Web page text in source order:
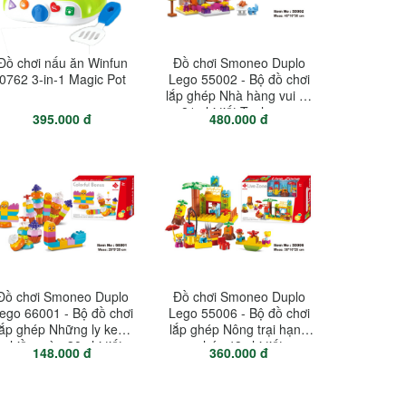
chơi nấu ăn Winfun
3-in-1 Magic Pot
395.000 đ
Đồ chơi Smoneo Duplo
Lego 55002 - Bộ đồ chơi
lắp ghép Nhà hàng vui vẻ
81 chi tiết Toyhouse
480.000 đ
chơi Smoneo Duplo
66001 - Bộ đồ chơi
ghép Những ly kem
nhiều màu 30 chi tiết
Toyshouse
148.000 đ
Đồ chơi Smoneo Duplo
Lego 55006 - Bộ đồ chơi
lắp ghép Nông trại hạnh
phúc 48 chi tiết
Toyshouse
360.000 đ